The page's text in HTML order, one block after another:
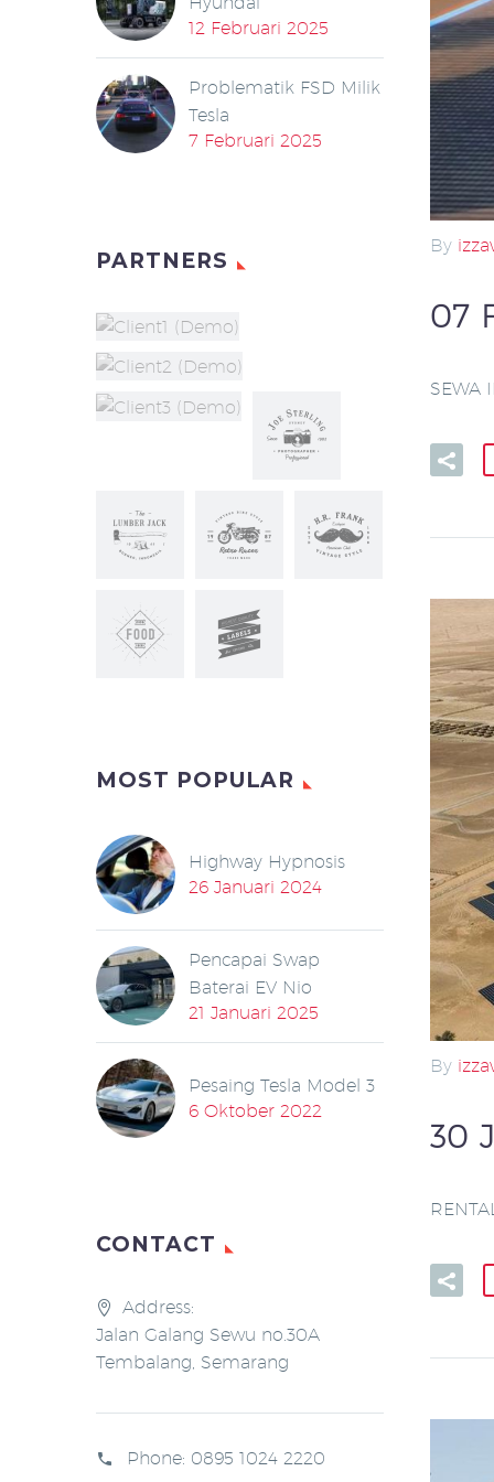
By
07
SEWA
By
30
12 Februari 2025
Problematik FSD Milik
Tesla
7 Februari 2025
PARTNERS
MOST POPULAR
Highway Hypnosis
26 Januari 2024
Pencapai Swap
Baterai EV Nio
21 Januari 2025
Pesaing Tesla Model 3
6 Oktober 2022
CONTACT
Address:
Jalan Galang Sewu no.30A
Tembalang, Semarang
Phone: 0895 1024 2220